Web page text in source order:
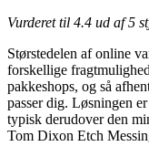
Vurderet til 4.4 ud af 5
Størstedelen af online
forskellige
pakkeshops, og så
passer dig. Løsningen
typisk derudover den
Tom Dixon Etch